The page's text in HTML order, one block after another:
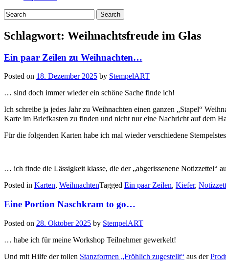
Schlagwort: Weihnachtsfreude im Glas
Ein paar Zeilen zu Weihnachten…
Posted on 18. Dezember 2025 by StempelART
… sind doch immer wieder ein schöne Sache finde ich!
Ich schreibe ja jedes Jahr zu Weihnachten einen ganzen „Stapel“
Karte im Briefkasten zu finden und nicht nur eine Nachricht auf dem
Für die folgenden Karten habe ich mal wieder verschiedene
… ich finde die Lässigkeit klasse, die der „abgerissenene Notizzettel“
Posted in Karten, WeihnachtenTagged Ein paar Zeilen, Kiefer,
Eine Portion Naschkram to go…
Posted on 28. Oktober 2025 by StempelART
… habe ich für meine Workshop Teilnehmer gewerkelt!
Und mit Hilfe der tollen Stanzformen „Fröhlich zugestellt“ aus der